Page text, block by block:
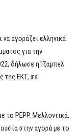
αγοράζει ελληνικά
για την
δήλωσε η Ίζαμπελ
της ΕΚΤ, σε
το PEPP. Μελλοντικά,
στην αγορά με το